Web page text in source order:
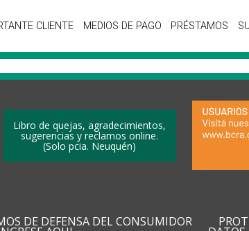
CLIENTE MEDIOS DE PAGO PRÉSTAMOS
Libro de quejas, agradecimientos,
sugerencias y reclamos online.
(Solo pcia. Neuquén)
DE DEFENSA DEL CONSUMIDOR